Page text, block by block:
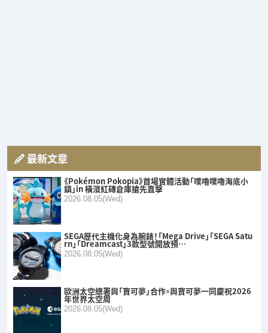
最新文章
《Pokémon Pokopia》首場實體活動「噗嚕噗嚕海底小
鎮」in 橫濱紅磚倉庫搶先直擊
2026.08.05(Wed)
SEGA歷代主機化身為腕錶！「Mega Drive」「SEGA Satu
rn」「Dreamcast」3款型號開放預…
2026.08.05(Wed)
歐洲太空總署與「寶可夢」合作。與寶可夢一同慶祝2026
年世界太空周
2026.08.05(Wed)